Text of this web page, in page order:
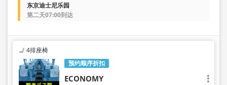
东京迪士尼乐园
第二天07:00到达
预约顺序折扣
4排座椅
ECONOMY